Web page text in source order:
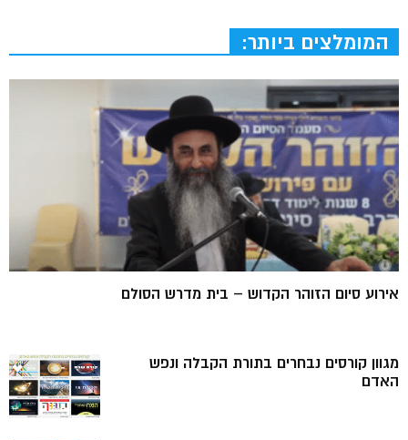
המומלצים ביותר:
אירוע סיום הזוהר הקדוש – בית מדרש הסולם
מגוון קורסים נבחרים בתורת הקבלה ונפש
האדם